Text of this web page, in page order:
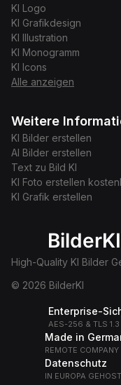
KI Logo
KI Grafikdesign
KI
Illustration
KI Monogramm
KI
Icons
Alle anzeigen
Weitere
KI Bilder erstellen
AI Bilder erstellen
Text zu Bild KI
KI Foto erstellen
KI Grafik erstellen
BilderKI
High-Quality KI Bilder
© 2026 BilderKI
Enterprise-
AES-256 & TLS 1.3
Made in
REMOTE COMPANY
Datenschutz
IN EUROPA